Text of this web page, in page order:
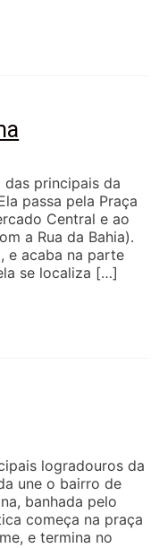
das principais da
passa pela Praça
Central e ao
a Rua da Bahia).
e acaba na parte
se localiza […]
logradouros da
une o bairro de
banhada pelo
começa na praça
e termina no